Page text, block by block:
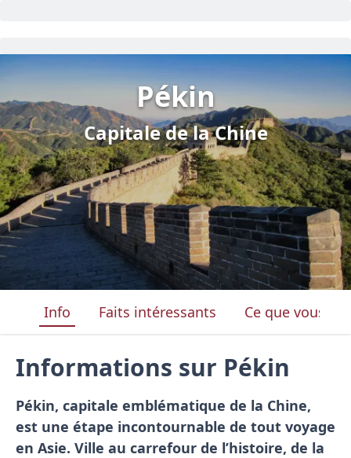
Pékin
Capitale de la Chine
Info Faits intéressants Ce que vous
Informations sur Pékin
Pékin, capitale emblématique de la Chine,
est une étape incontournable de tout voyage
en Asie. Ville au carrefour de l’histoire, de la